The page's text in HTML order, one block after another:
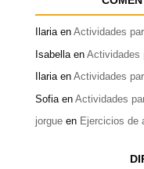
Ilariaen Actividades
Isabellaen Actividades
Ilariaen Actividades
Sofiaen Actividades
jorgueen Ejercicios de